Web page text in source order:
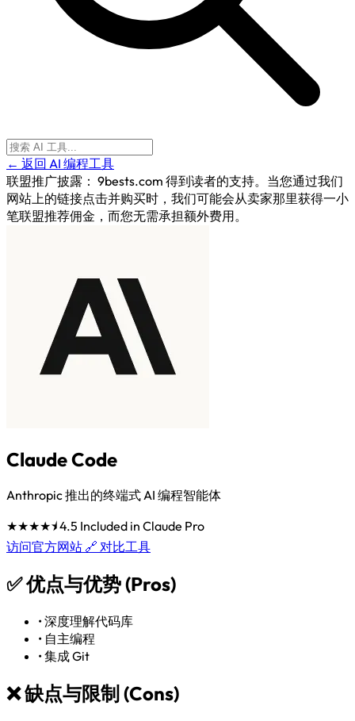
← 返回 AI 编程工具
联盟推广披露： 9bests.com 得到读者的支持。当您通过我们
网站上的链接点击并购买时，我们可能会从卖家那里获得一小
笔联盟推荐佣金，而您无需承担额外费用。
Claude Code
Anthropic 推出的终端式 AI 编程智能体
★★★★⯨4.5 Included in Claude Pro
访问官方网站 🔗 对比工具
✅优点与优势 (Pros)
•深度理解代码库
• 自主编程
•集成 Git
❌缺点与限制 (Cons)